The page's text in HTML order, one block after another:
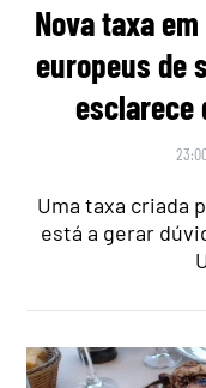
Nova taxa
europeus de
esclarece
Uma taxa criada
está a gerar